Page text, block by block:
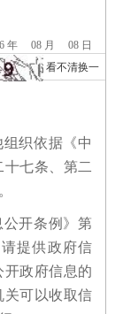
年 08 月
08 日
看不清换一
织依据《中
七条、第二
开条例》第
提供政府信
开政府信息的
关可以收取信